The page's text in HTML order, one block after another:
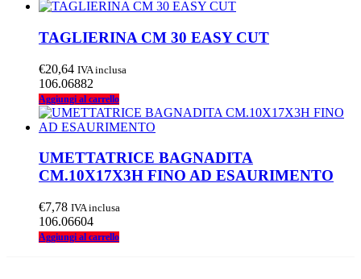
TAGLIERINA CM 30 EASY CUT
€20,64 IVA inclusa
106.06882
Aggiungi al carrello
UMETTATRICE BAGNADITA
CM.10X17X3H FINO AD ESAURIMENTO
€7,78 IVA inclusa
106.06604
Aggiungi al carrello